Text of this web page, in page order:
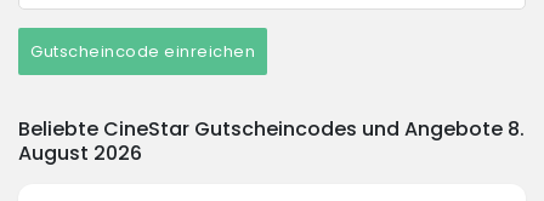
Gutscheincode einreichen
Beliebte CineStar Gutscheincodes und Angebote 8.
August 2026